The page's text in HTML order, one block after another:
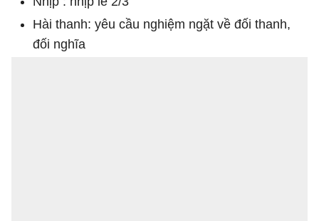
Hài thanh: yêu cầu nghiệm ngặt về đối thanh,
đối nghĩa